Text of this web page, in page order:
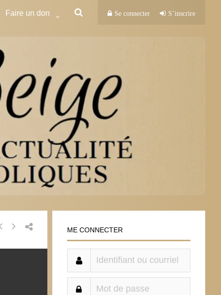
Faire un don Se connecter S’inscrire
ME CONNECTER